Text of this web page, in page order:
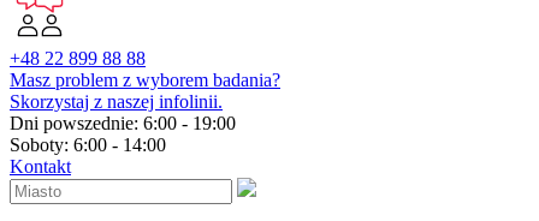
+48 22 899 88 88
Masz problem z wyborem badania?
Skorzystaj z naszej infolinii.
Dni powszednie: 6:00 - 19:00
Soboty: 6:00 - 14:00
Kontakt